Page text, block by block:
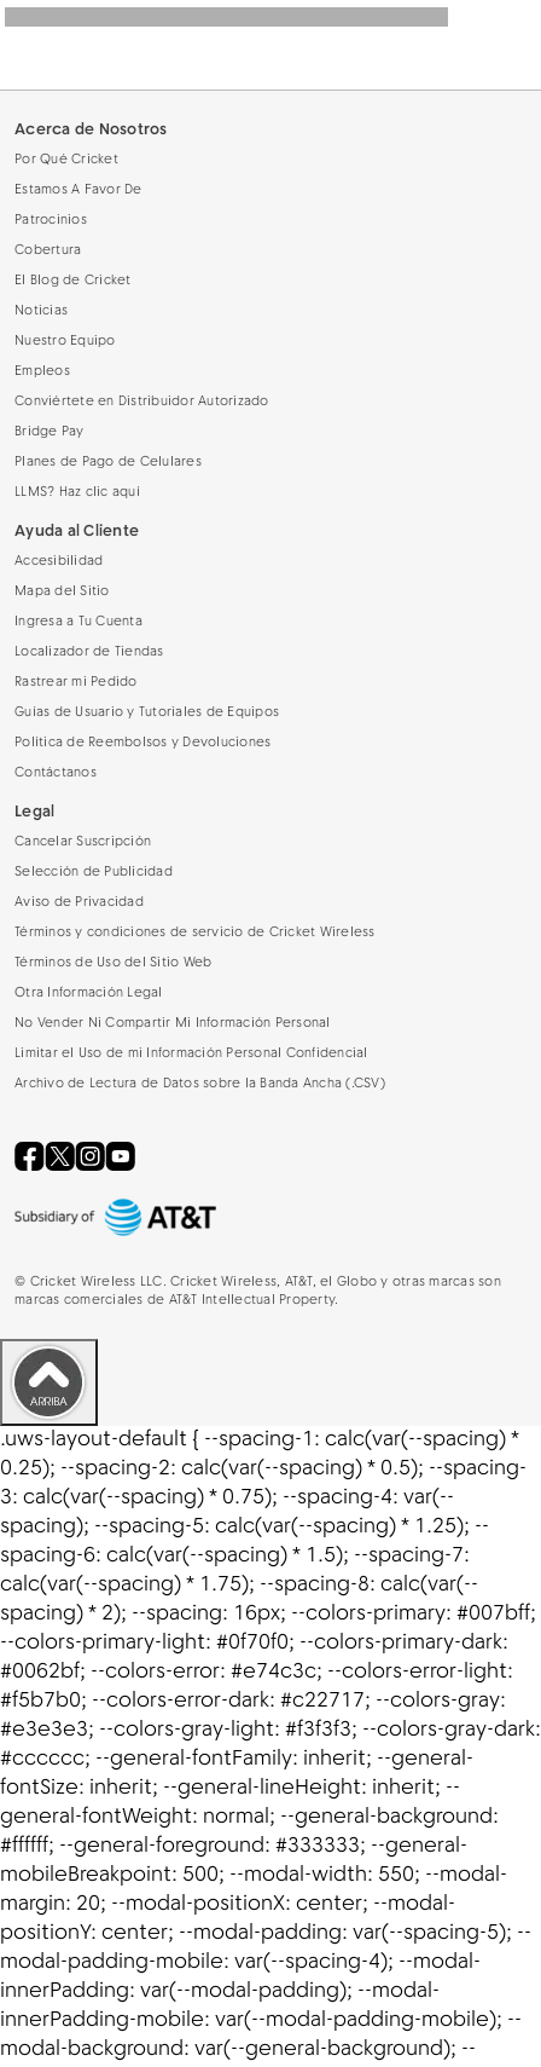
Acerca de Nosotros
Por Qué Cricket
Estamos A Favor De
Patrocinios
Cobertura
El Blog de Cricket
Noticias
Nuestro Equipo
Empleos
Conviértete en Distribuidor Autorizado
Bridge Pay
Planes de Pago de Celulares
LLMS? Haz clic aquí
Ayuda al Cliente
Accesibilidad
Mapa del Sitio
Ingresa a Tu Cuenta
Localizador de Tiendas
Rastrear mi Pedido
Guías de Usuario y Tutoriales de Equipos
Política de Reembolsos y Devoluciones
Contáctanos
Legal
Cancelar Suscripción
Selección de Publicidad
Aviso de Privacidad
Términos y condiciones de servicio de Cricket Wireless
Términos de Uso del Sitio Web
Otra Información Legal
No Vender Ni Compartir Mi Información Personal
Limitar el Uso de mi Información Personal Confidencial
Archivo de Lectura de Datos sobre la Banda Ancha (.CSV)
© Cricket Wireless LLC. Cricket Wireless, AT&T, el Globo y otras marcas son
marcas comerciales de AT&T Intellectual Property.